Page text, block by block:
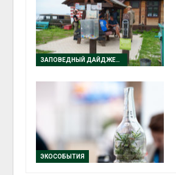
ЗАПОВЕДНЫЙ ДАЙДЖЕСТ
ЭКОСОБЫТИЯ